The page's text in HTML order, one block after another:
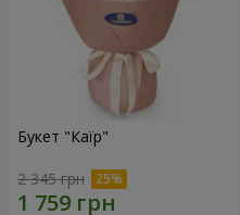
Букет "Каїр"
2 345 грн